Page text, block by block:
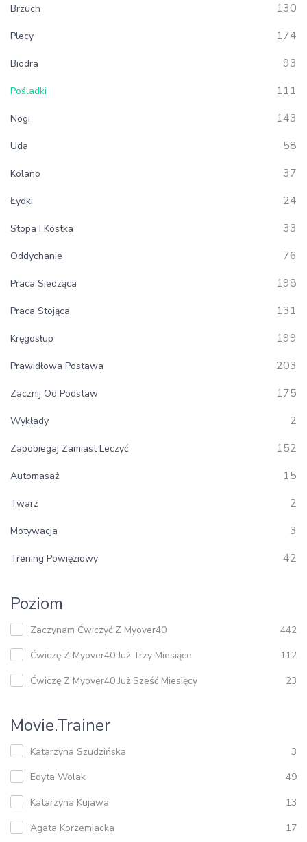
Brzuch 130
Plecy 174
Biodra 93
Pośladki 111
Nogi 143
Uda 58
Kolano 37
Łydki 24
Stopa I Kostka 33
Oddychanie 76
Praca Siedząca 198
Praca Stojąca 131
Kręgosłup 199
Prawidłowa Postawa 203
Zacznij Od Podstaw 175
Wykłady 2
Zapobiegaj Zamiast Leczyć 152
Automasaż 15
Twarz 2
Motywacja 3
Trening Powięziowy 42
Poziom
Zaczynam Ćwiczyć Z Myover40
442
Ćwiczę Z Myover40 Już Trzy Miesiące
112
Ćwiczę Z Myover40 Już Sześć Miesięcy
23
Movie.trainer
Katarzyna Szudzińska
3
Edyta Wolak
49
Katarzyna Kujawa
13
Agata Korzemiacka
17